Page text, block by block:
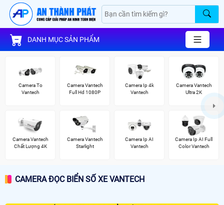
DANH MỤC SẢN PHẨM
Camera To
Vantech
Camera Vantech
Full Hd 1080P
Camera Ip 4k
Vantech
Camera Vantech
Ultra 2K
Camera Vantech
Chất Lượng 4K
Camera Vantech
Starlight
Camera Ip AI
Vantech
Camera Ip AI Full
Color Vantech
CAMERA ĐỌC BIỂN SỐ XE VANTECH